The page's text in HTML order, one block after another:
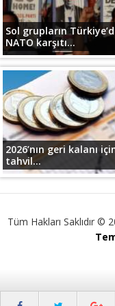
Sol grupların
NATO karşıtı...
2026’nın geri kalanı
tahvil...
Tüm Hakları Saklıdır ©